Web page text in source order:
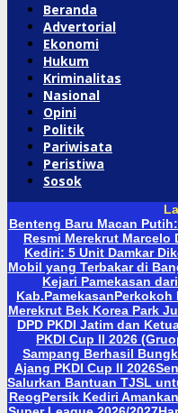
Beranda
Advertorial
Ekonomi
Hukum
Kriminalitas
Nasional
Opini
Politik
Pariwisata
Peristiwa
Sosok
Benteng Baru Macan
Resmi Merekrut Marcelo
Kediri: 5 Unit Damkar
Mobil yang Terbakar di
Kejari Pamekasan
Kab.PamekasanPerkokoh
Merekrut Bek Korea Park
DPD PKDI Jatim dan
PKDI Cup II 2026
Sampang Berhasil
Ajang PKDI Cup II 2026
Salurkan Bantuan TJSL
ReogPersik Kediri